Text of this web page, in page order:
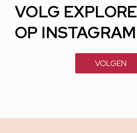
VOLG EXPLORE
OP INSTAGRAM
VOLGEN